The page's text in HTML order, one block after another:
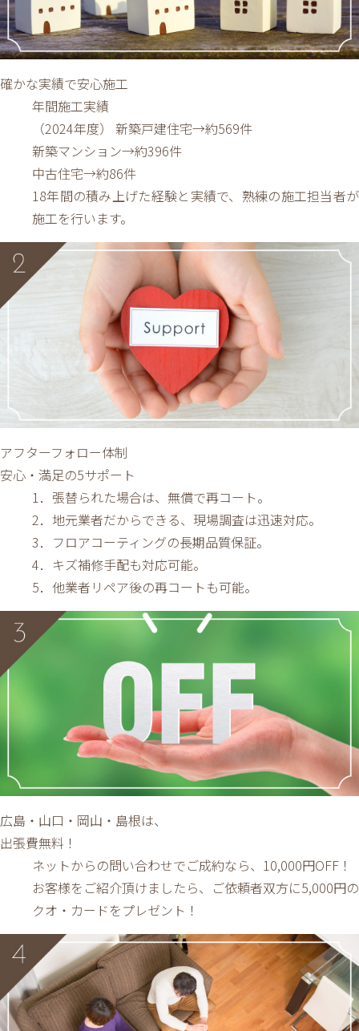
確かな実績で安心施工
年間施工実績
（2024年度）
新築戸建住宅→約569件
新築マンション→約396件
中古住宅→約86件
18年間の積み上げた経験と実績で、熟練の施工担当者が
施工を行います。
アフターフォロー体制
安心・満足の5サポート
1．張替られた場合は、無償で再コート。
2．地元業者だからできる、現場調査は迅速対応。
3．フロアコーティングの長期品質保証。
4．キズ補修手配も対応可能。
5．他業者リペア後の再コートも可能。
広島・山口・岡山・島根は、
出張費無料！
ネットからの問い合わせでご成約なら、10,000円OFF！
お客様をご紹介頂けましたら、ご依頼者双方に5,000円の
クオ・カードをプレゼント！